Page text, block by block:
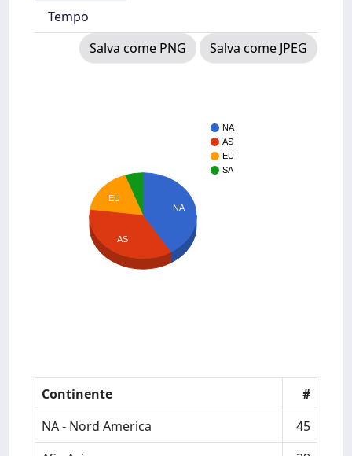
Tempo
Salva come PNG
Salva come JPEG
NA
AS
EU
SA
NA
EU
AS
Continente
#
NA - Nord America
45